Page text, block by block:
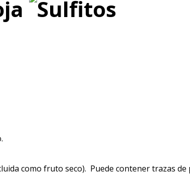
como fruto seco). Puede contener trazas